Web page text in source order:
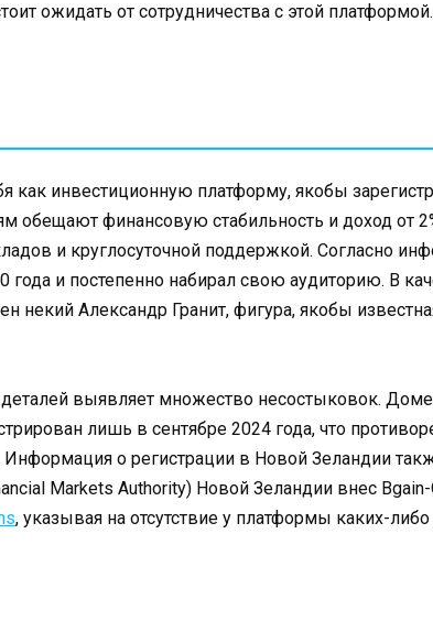
ожидать от сотрудничества с этой платформой.
как инвестиционную платформу, якобы
обещают финансовую стабильность и доход от
и круглосуточной поддержкой. Согласно
года и постепенно набирал свою аудиторию. В
некий Александр Гранит, фигура, якобы
выявляет множество несостыковок.
лишь в сентябре 2024 года, что
Информация о регистрации в Новой Зеландии
Markets Authority) Новой Зеландии внес
, указывая на отсутствие у платформы каких-